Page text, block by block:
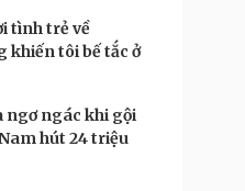
đêm khuya
tình yêu
tình trẻ về
khiến tôi bế tắc ở
ngơ ngác khi gội
hút 24 triệu